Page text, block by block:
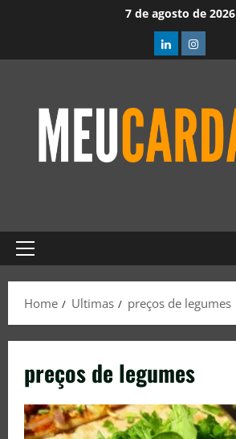
7 de agosto de 2026
Home Ultimas preços de legumes
preços de legumes